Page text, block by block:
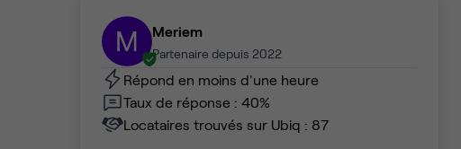
M Meriem
Partenaire depuis 2022
Répond en moins d'une heure
Taux de réponse : 40%
Locataires trouvés sur Ubiq : 87